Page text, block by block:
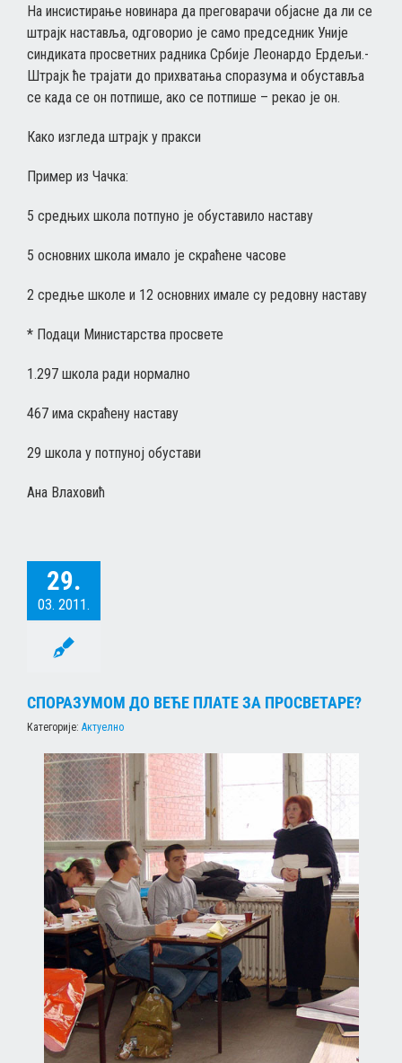
На инсистирање новинара да преговарачи објасне да ли се
штрајк наставља, одговорио је само председник Уније
синдиката просветних радника Србије Леонардо Ердељи.-
Штрајк ће трајати до прихватања споразума и обуставља
се када се он потпише, ако се потпише – рекао је он.
Како изгледа штрајк у пракси
Пример из Чачка:
5 средњих школа потпуно је обуставило наставу
5 основних школа имало је скраћене часове
2 средње школе и 12 основних имале су редовну наставу
* Подаци Министарства просвете
1.297 школа ради нормално
467 има скраћену наставу
29 школа у потпуној обустави
Ана Влаховић
29.
03. 2011.
СПОРАЗУМОМ ДО ВЕЋЕ ПЛАТЕ ЗА ПРОСВЕТАРЕ?
Категорије: Актуелно